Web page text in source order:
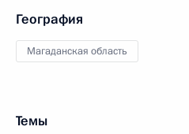
География
Магаданская область
Темы